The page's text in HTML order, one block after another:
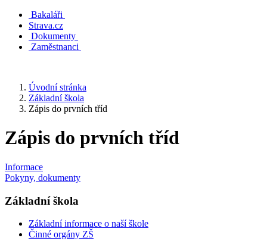
Bakaláři
Strava.cz
Dokumenty
Zaměstnanci
Úvodní stránka
Základní škola
Zápis do prvních tříd
Zápis do prvních tříd
Informace
Pokyny, dokumenty
Základní škola
Základní informace o naší škole
Činné orgány ZŠ